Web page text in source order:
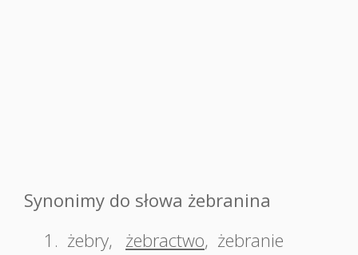
Synonimy do słowa żebranina
1. żebry, żebractwo, żebranie